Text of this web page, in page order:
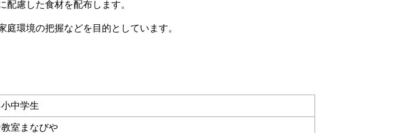
慮した食材を配布します。
環境の把握などを目的としています。
中学生
室まなびや